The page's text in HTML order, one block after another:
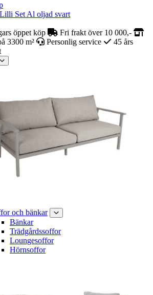
Set Al oljad svart
öppet köp
Fri frakt över 10 000,-
3300 m²
Personlig service
45 års
och bänkar
Bänkar
Trädgårdssoffor
Loungesoffor
Hörnsoffor